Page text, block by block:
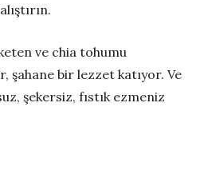
ve chia tohumu
şahane bir lezzet katıyor. Ve
şekersiz, fıstık ezmeniz